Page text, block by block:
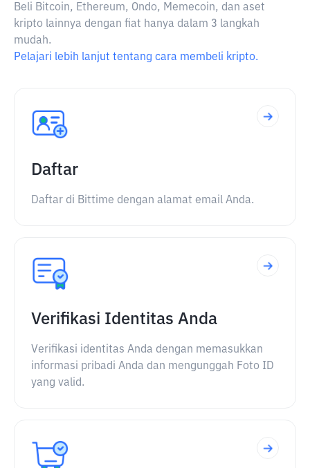
Beli Bitcoin, Ethereum, Ondo, Memecoin, dan aset
kripto lainnya dengan fiat hanya dalam 3 langkah
mudah.
Pelajari lebih lanjut tentang cara membeli kripto.
Daftar
Daftar di Bittime dengan alamat email Anda.
Verifikasi Identitas Anda
Verifikasi identitas Anda dengan memasukkan
informasi pribadi Anda dan mengunggah Foto ID
yang valid.